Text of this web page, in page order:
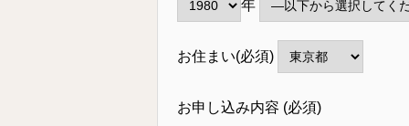
年
お住まい(必須)
お申し込み内容 (必須)